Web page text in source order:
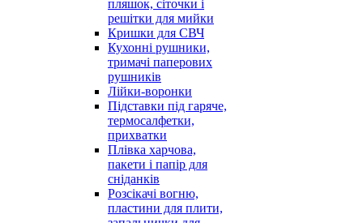
пляшок, сіточки і
решітки для мийки
Кришки для СВЧ
Кухонні рушники,
тримачі паперових
рушників
Лійки-воронки
Підставки під гаряче,
термосалфетки,
прихватки
Плівка харчова,
пакети і папір для
сніданків
Розсікачі вогню,
пластини для плити,